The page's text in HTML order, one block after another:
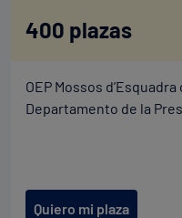
400 plazas
OEP Mossos
Departamento de la
Quiero mi plaza